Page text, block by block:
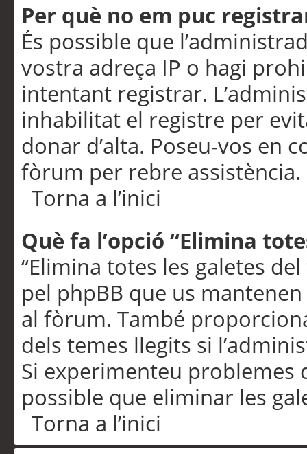
Per què no em puc
És possible que
vostra adreça IP o hagi
intentant registrar.
inhabilitat el registre per
donar d’alta. Poseu-vos en
fòrum per rebre assistència.
Torna a l’inici
Què fa l’opció “Elimina
“Elimina totes les galetes
pel phpBB que us
al fòrum. També
dels temes llegits si
Si experimenteu problemes
possible que eliminar les
Torna a l’inici